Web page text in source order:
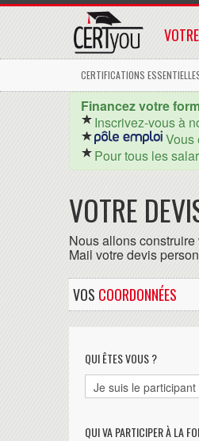
CERTIFICATIONS
Financez votre
Inscrivez-vous à
Vous
Pour tous les
VOTRE
Nous allons
Mail votre devis
VOS COORDONNÉES
QUI ÊTES VOUS ?
QUI VA PARTICIPER À LA